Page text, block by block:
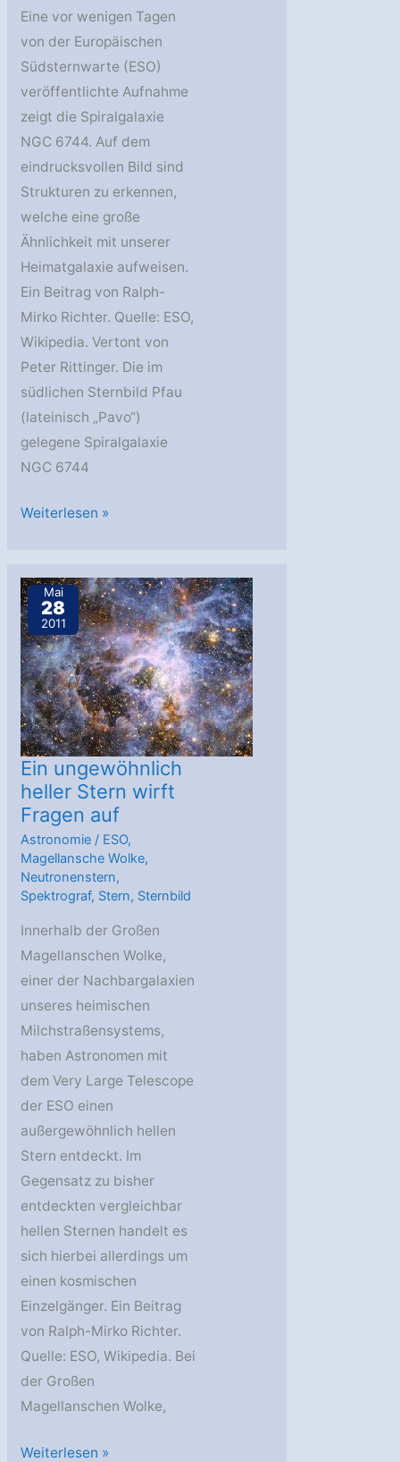
Eine vor wenigen Tagen
von der Europäischen
Südsternwarte (ESO)
veröffentlichte Aufnahme
zeigt die Spiralgalaxie
NGC 6744. Auf dem
eindrucksvollen Bild sind
Strukturen zu erkennen,
welche eine große
Ähnlichkeit mit unserer
Heimatgalaxie aufweisen.
Ein Beitrag von Ralph-
Mirko Richter. Quelle: ESO,
Wikipedia. Vertont von
Peter Rittinger. Die im
südlichen Sternbild Pfau
(lateinisch „Pavo“)
gelegene Spiralgalaxie
NGC 6744
Die
6744
Weiterlesen »
Mai
28
2011
Ein ungewöhnlich
heller Stern wirft
Fragen auf
Astronomie / ESO,
Magellansche Wolke,
Neutronenstern,
Spektrograf, Stern, Sternbild
Innerhalb der Großen
Magellanschen Wolke,
einer der Nachbargalaxien
unseres heimischen
Milchstraßensystems,
haben Astronomen mit
dem Very Large Telescope
der ESO einen
außergewöhnlich hellen
Stern entdeckt. Im
Gegensatz zu bisher
entdeckten vergleichbar
hellen Sternen handelt es
sich hierbei allerdings um
einen kosmischen
Einzelgänger. Ein Beitrag
von Ralph-Mirko Richter.
Quelle: ESO, Wikipedia. Bei
der Großen
Magellanschen Wolke,
Ein
Weiterlesen »